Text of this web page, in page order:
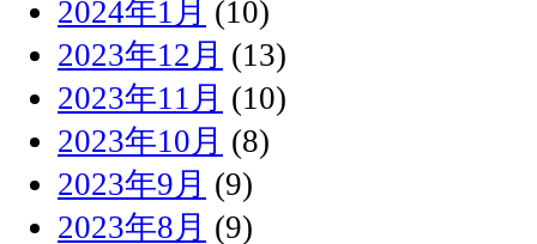
2024年1月 (10)
2023年12月 (13)
2023年11月 (10)
2023年10月 (8)
2023年9月 (9)
2023年8月 (9)